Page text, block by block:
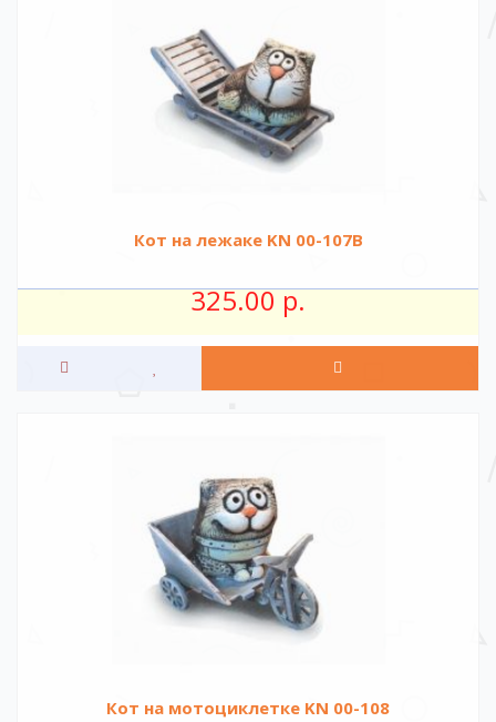
Кот на лежаке KN 00-107B
325.00 р.
Кот на мотоциклетке KN 00-108